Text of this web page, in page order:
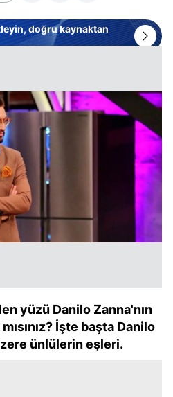
doğru kaynaktan
yüzü Danilo Zanna'nın
İşte başta Danilo
ünlülerin eşleri.